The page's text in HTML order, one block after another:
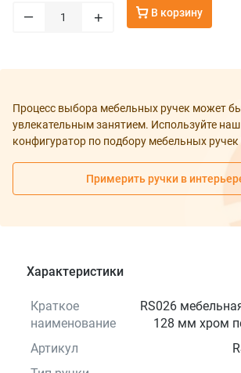
– + В корзину
Процесс выбора мебельных ручек может
увлекательным занятием. Используйте
конфигуратор по подбору мебельных ручек
Примерить ручки в
Характеристики
Краткое
наименование
RS026
128 мм хром
Артикул